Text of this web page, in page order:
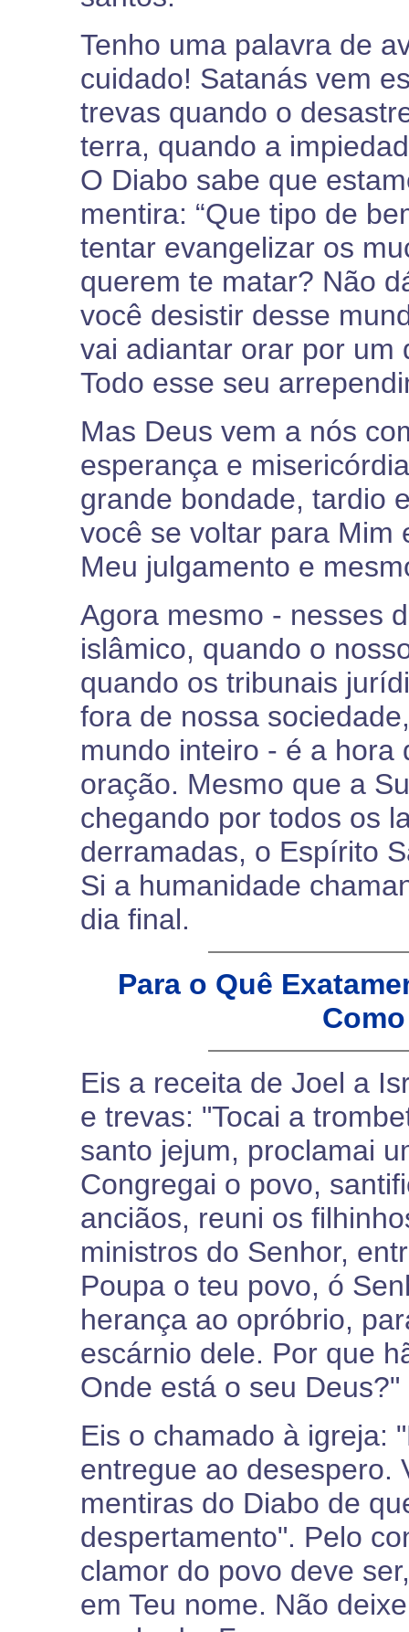
Tenho uma palavra de
cuidado! Satanás vem
trevas quando o
terra, quando a
O Diabo sabe que
mentira: “Que tipo de
tentar evangelizar os
querem te matar? Não
você desistir desse
vai adiantar orar por um
Todo esse seu
Mas Deus vem a nós
esperança e
grande bondade, tardio
você se voltar para Mim
Meu julgamento e
Agora mesmo - nesses
islâmico, quando o
quando os tribunais
fora de nossa
mundo inteiro - é a hora
oração. Mesmo que a
chegando por todos os
derramadas, o Espírito
Si a humanidade
dia final.
Para o Quê
Eis a receita de Joel a
e trevas: "Tocai a
santo jejum, proclamai
Congregai o povo,
anciãos, reuni os
ministros do Senhor,
Poupa o teu povo, ó
herança ao opróbrio,
escárnio dele. Por que
Onde está o seu
Eis o chamado à igreja:
entregue ao desespero.
mentiras do Diabo de
despertamento". Pelo
clamor do povo deve
em Teu nome. Não